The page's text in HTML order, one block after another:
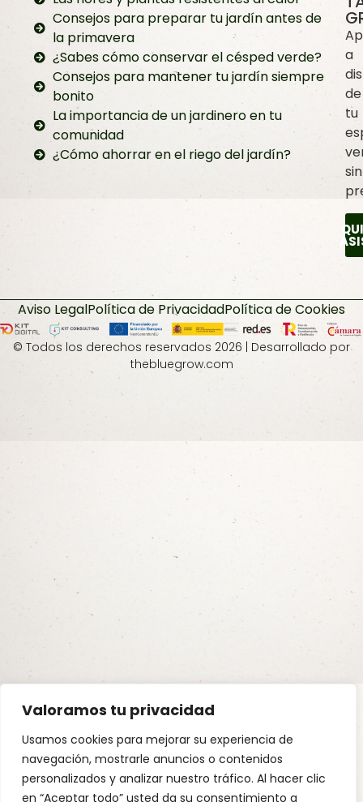
Valoramos tu privacidad
Usamos cookies para mejorar su experiencia de
navegación, mostrarle anuncios o contenidos
personalizados y analizar nuestro tráfico. Al hacer clic
en “Aceptar todo” usted da su consentimiento a
Consejos para preparar tu jardín antes de
la primavera
¿Sabes cómo conservar el césped verde?
Consejos para mantener tu jardín siempre
bonito
La importancia de un jardinero en tu
comunidad
¿Cómo ahorrar en el riego del jardín?
a
de
tu
sin
Aviso LegalPolítica de PrivacidadPolítica de Cookies
© Todos los derechos reservados 2026 | Desarrollado por
thebluegrow.com